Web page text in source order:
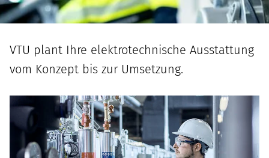
VTU plant Ihre elektrotechnische Ausstattung
vom Konzept bis zur Umsetzung.